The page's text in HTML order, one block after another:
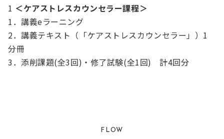
1 ＜ケアストレスカウンセラー課程＞
1．講義eラーニング
2．講義テキスト（「ケアストレスカウンセラー」）1
分冊
3．添削課題(全3回)・修了試験(全1回) 計4回分
FLOW